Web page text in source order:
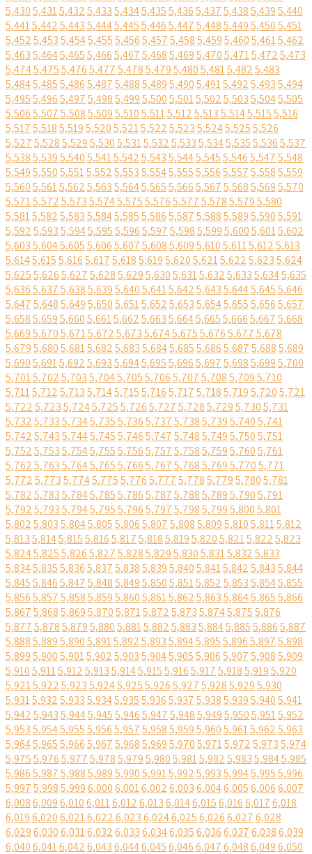
5,4305,4315,4325,4335,4345,4355,4365,4375,4385,4395,440
5,4415,4425,4435,4445,4455,4465,4475,4485,4495,4505,451
5,4525,4535,4545,4555,4565,4575,4585,4595,4605,4615,462
5,4635,4645,4655,4665,4675,4685,4695,4705,4715,4725,473
5,4745,4755,4765,4775,4785,4795,4805,4815,4825,483
5,4845,4855,4865,4875,4885,4895,4905,4915,4925,4935,494
5,4955,4965,4975,4985,4995,5005,5015,5025,5035,5045,505
5,5065,5075,5085,5095,5105,5115,5125,5135,5145,5155,516
5,5175,5185,5195,5205,5215,5225,5235,5245,5255,526
5,5275,5285,5295,5305,5315,5325,5335,5345,5355,5365,537
5,5385,5395,5405,5415,5425,5435,5445,5455,5465,5475,548
5,5495,5505,5515,5525,5535,5545,5555,5565,5575,5585,559
5,5605,5615,5625,5635,5645,5655,5665,5675,5685,5695,570
5,5715,5725,5735,5745,5755,5765,5775,5785,5795,580
5,5815,5825,5835,5845,5855,5865,5875,5885,5895,5905,591
5,5925,5935,5945,5955,5965,5975,5985,5995,6005,6015,602
5,6035,6045,6055,6065,6075,6085,6095,6105,6115,6125,613
5,6145,6155,6165,6175,6185,6195,6205,6215,6225,6235,624
5,6255,6265,6275,6285,6295,6305,6315,6325,6335,6345,635
5,6365,6375,6385,6395,6405,6415,6425,6435,6445,6455,646
5,6475,6485,6495,6505,6515,6525,6535,6545,6555,6565,657
5,6585,6595,6605,6615,6625,6635,6645,6655,6665,6675,668
5,6695,6705,6715,6725,6735,6745,6755,6765,6775,678
5,6795,6805,6815,6825,6835,6845,6855,6865,6875,6885,689
5,6905,6915,6925,6935,6945,6955,6965,6975,6985,6995,700
5,7015,7025,7035,7045,7055,7065,7075,7085,7095,710
5,7115,7125,7135,7145,7155,7165,7175,7185,7195,7205,721
5,7225,7235,7245,7255,7265,7275,7285,7295,7305,731
5,7325,7335,7345,7355,7365,7375,7385,7395,7405,741
5,7425,7435,7445,7455,7465,7475,7485,7495,7505,751
5,7525,7535,7545,7555,7565,7575,7585,7595,7605,761
5,7625,7635,7645,7655,7665,7675,7685,7695,7705,771
5,7725,7735,7745,7755,7765,7775,7785,7795,7805,781
5,7825,7835,7845,7855,7865,7875,7885,7895,7905,791
5,7925,7935,7945,7955,7965,7975,7985,7995,8005,801
5,8025,8035,8045,8055,8065,8075,8085,8095,8105,8115,812
5,8135,8145,8155,8165,8175,8185,8195,8205,8215,8225,823
5,8245,8255,8265,8275,8285,8295,8305,8315,8325,833
5,8345,8355,8365,8375,8385,8395,8405,8415,8425,8435,844
5,8455,8465,8475,8485,8495,8505,8515,8525,8535,8545,855
5,8565,8575,8585,8595,8605,8615,8625,8635,8645,8655,866
5,8675,8685,8695,8705,8715,8725,8735,8745,8755,876
5,8775,8785,8795,8805,8815,8825,8835,8845,8855,8865,887
5,8885,8895,8905,8915,8925,8935,8945,8955,8965,8975,898
5,8995,9005,9015,9025,9035,9045,9055,9065,9075,9085,909
5,9105,9115,9125,9135,9145,9155,9165,9175,9185,9195,920
5,9215,9225,9235,9245,9255,9265,9275,9285,9295,930
5,9315,9325,9335,9345,9355,9365,9375,9385,9395,9405,941
5,9425,9435,9445,9455,9465,9475,9485,9495,9505,9515,952
5,9535,9545,9555,9565,9575,9585,9595,9605,9615,9625,963
5,9645,9655,9665,9675,9685,9695,9705,9715,9725,9735,974
5,9755,9765,9775,9785,9795,9805,9815,9825,9835,9845,985
5,9865,9875,9885,9895,9905,9915,9925,9935,9945,9955,996
5,9975,9985,9996,0006,0016,0026,0036,0046,0056,0066,007
6,0086,0096,0106,0116,0126,0136,0146,0156,0166,0176,018
6,0196,0206,0216,0226,0236,0246,0256,0266,0276,028
6,0296,0306,0316,0326,0336,0346,0356,0366,0376,0386,039
6,0406,0416,0426,0436,0446,0456,0466,0476,0486,0496,050